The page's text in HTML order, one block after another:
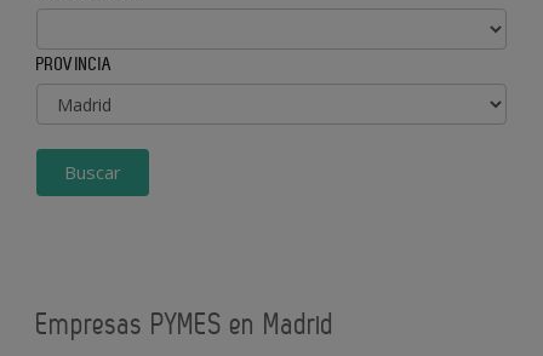
PROVINCIA
Buscar
Empresas PYMES en Madrid